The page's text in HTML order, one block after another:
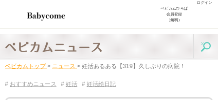
ログイン
ベビカムひろば
会員登録
（無料）
ベビカムトップ > ニュース > 妊活あるある【319】久しぶりの病院！
# おすすめニュース # 妊活 # 妊活絵日記